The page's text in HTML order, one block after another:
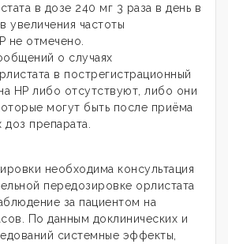
в дозе 240 мг 3 раза в день в
увеличения частоты
не отмечено.
о случаях
в пострегистрационный
НР либо отсутствуют, либо они
могут быть после приёма
препарата.
необходима консультация
передозировке орлистата
за пациентом на
По данным доклинических и
системные эффекты,